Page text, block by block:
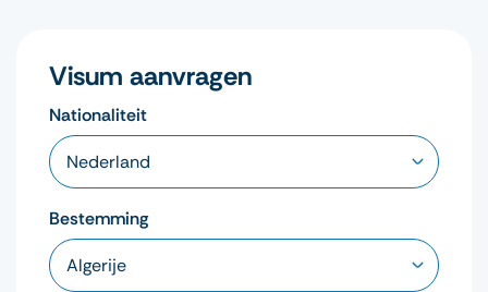
Visum aanvragen
Nationaliteit
Bestemming